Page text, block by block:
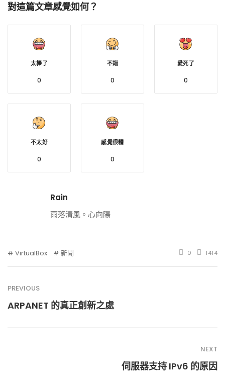
對這篇文章感覺如何？
太棒了
0
不錯
0
愛死了
0
不太好
0
感覺很糟
0
Rain
雨落清風。心向陽
VirtualBox 新聞 0 1414
PREVIOUS
ARPANET 的真正創新之處
NEXT
伺服器支持 IPv6 的原因